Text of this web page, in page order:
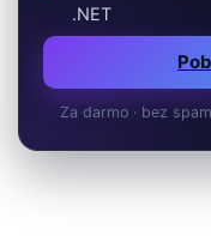
.NET
Za darmo · bez